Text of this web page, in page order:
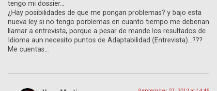
tengo mi dossier…
¿Hay posibilidades de que me pongan problemas? y bajo esta
nueva ley si no tengo porblemas en cuanto tiempo me deberian
llamar a entrevista, porque a pesar de mande los resultados de
Idioma aun necesito puntos de Adaptabilidad (Entrevista)…???
Me cuentas…